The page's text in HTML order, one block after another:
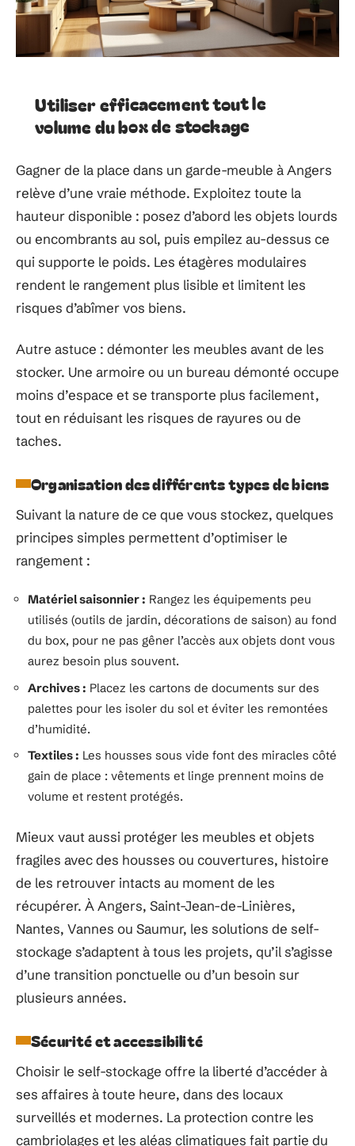
Utiliser efficacement tout le
volume du box de stockage
Gagner de la place dans un garde-meuble à Angers
relève d’une vraie méthode. Exploitez toute la
hauteur disponible : posez d’abord les objets lourds
ou encombrants au sol, puis empilez au-dessus ce
qui supporte le poids. Les étagères modulaires
rendent le rangement plus lisible et limitent les
risques d’abîmer vos biens.
Autre astuce : démonter les meubles avant de les
stocker. Une armoire ou un bureau démonté occupe
moins d’espace et se transporte plus facilement,
tout en réduisant les risques de rayures ou de
taches.
Organisation des différents types de biens
Suivant la nature de ce que vous stockez, quelques
principes simples permettent d’optimiser le
rangement :
Matériel saisonnier : Rangez les équipements peu
utilisés (outils de jardin, décorations de saison) au fond
du box, pour ne pas gêner l’accès aux objets dont vous
aurez besoin plus souvent.
Archives : Placez les cartons de documents sur des
palettes pour les isoler du sol et éviter les remontées
d’humidité.
Textiles : Les housses sous vide font des miracles côté
gain de place : vêtements et linge prennent moins de
volume et restent protégés.
Mieux vaut aussi protéger les meubles et objets
fragiles avec des housses ou couvertures, histoire
de les retrouver intacts au moment de les
récupérer. À Angers, Saint-Jean-de-Linières,
Nantes, Vannes ou Saumur, les solutions de self-
stockage s’adaptent à tous les projets, qu’il s’agisse
d’une transition ponctuelle ou d’un besoin sur
plusieurs années.
Sécurité et accessibilité
Choisir le self-stockage offre la liberté d’accéder à
ses affaires à toute heure, dans des locaux
surveillés et modernes. La protection contre les
cambriolages et les aléas climatiques fait partie du